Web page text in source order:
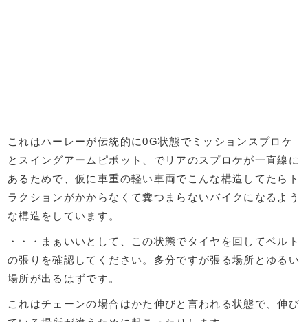
これはハーレーが伝統的に0G状態でミッションスプロケ
とスイングアームピポット、でリアのスプロケが一直線に
あるためで、仮に車重の軽い車両でこんな構造してたらト
ラクションがかからなくて糞つまらないバイクになるよう
な構造をしています。
・・・まぁいいとして、この状態でタイヤを回してベルト
の張りを確認してください。多分ですが張る場所とゆるい
場所が出るはずです。
これはチェーンの場合はかた伸びと言われる状態で、伸び